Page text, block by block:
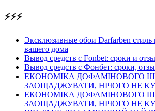
⚡⚡⚡
Эксклюзивные обои Darfarben стиль
вашего дома
Вывод средств с Fonbet: сроки и
Вывод средств с Фонбет: сроки,
ЕКОНОМІКА ДОФАМІНОВОГО
ЗАОЩАДЖУВАТИ, НІЧОГО НЕ
ЕКОНОМІКА ДОФАМІНОВОГО
ЗАОЩАДЖУВАТИ, НІЧОГО НЕ